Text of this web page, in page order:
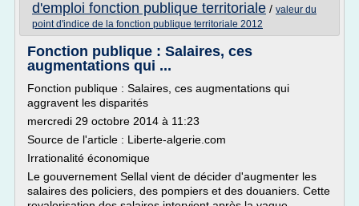
d'emploi fonction publique territoriale / valeur du
point d'indice de la fonction publique territoriale 2012
Fonction publique : Salaires, ces
augmentations qui ...
Fonction publique : Salaires, ces augmentations qui
aggravent les disparités
mercredi 29 octobre 2014 à 11:23
Source de l'article : Liberte-algerie.com
Irrationalité économique
Le gouvernement Sellal vient de décider d'augmenter les
salaires des policiers, des pompiers et des douaniers. Cette